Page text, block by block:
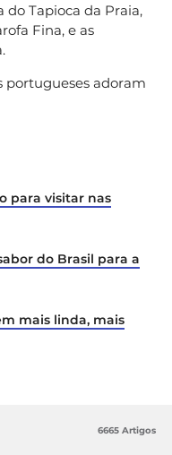
do Tapioca da Praia,
Fina, e as
portugueses adoram
para visitar nas
do Brasil para a
mais linda, mais
6665 Artigos